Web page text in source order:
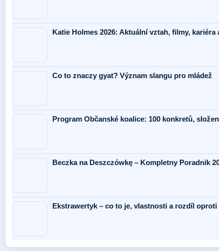
Katie Holmes 2026: Aktuální vztah, filmy, kariéra
Co to znaczy gyat? Význam slangu pro mládež
Program Občanské koalice: 100 konkretů,
Beczka na Deszczówkę – Kompletny Poradnik
Ekstrawertyk – co to je, vlastnosti a rozdíl